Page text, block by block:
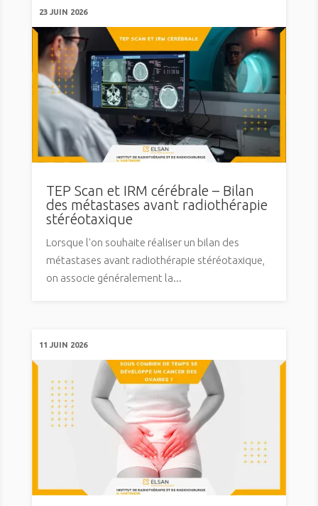
23 JUIN 2026
TEP Scan et IRM cérébrale – Bilan
des métastases avant radiothérapie
stéréotaxique
Lorsque l'on souhaite réaliser un bilan des
métastases avant radiothérapie stéréotaxique,
on associe généralement la...
11 JUIN 2026